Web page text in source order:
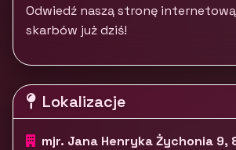
Odwiedź naszą stronę
skarbów już dziś!
Lokalizacje
mjr. Jana Henryka Żychonia